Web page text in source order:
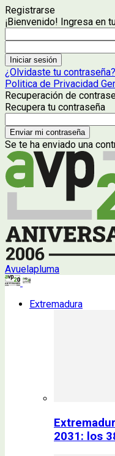
Registrarse
¡Bienvenido! Ingresa en
¿Olvidaste tu
Politica de Privacidad
Recuperación de
Recupera tu contraseña
Se te ha enviado una
Avuelapluma
Extremadura
2031: los